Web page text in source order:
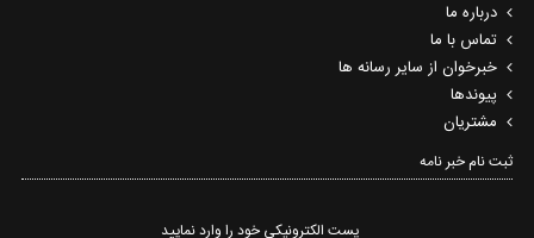
درباره ما
تماس با ما
خبرخوان از سایر رسانه ها
پیوندها
مشتریان
ثبت نام خبر نامه‌
پست الکترونیکی خود را وارد نمایید